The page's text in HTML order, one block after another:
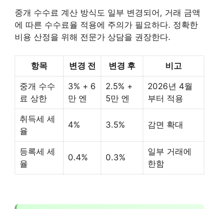
중개 수수료 계산 방식도 일부 변경되어, 거래 금액
에 따른 수수료율 적용에 주의가 필요하다. 정확한
비용 산정을 위해 전문가 상담을 권장한다.
항목 변경 전 변경 후 비고
중개 수수
료 상한
3% + 6
만 엔
2.5% +
5만 엔
2026년 4월
부터 적용
취득세 세
율
4% 3.5% 감면 확대
등록세 세
율
0.4% 0.3%
일부 거래에
한함